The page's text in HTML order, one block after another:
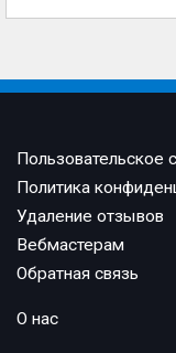
Пользовательское
Политика
Удаление отзывов
Вебмастерам
Обратная связь
О нас